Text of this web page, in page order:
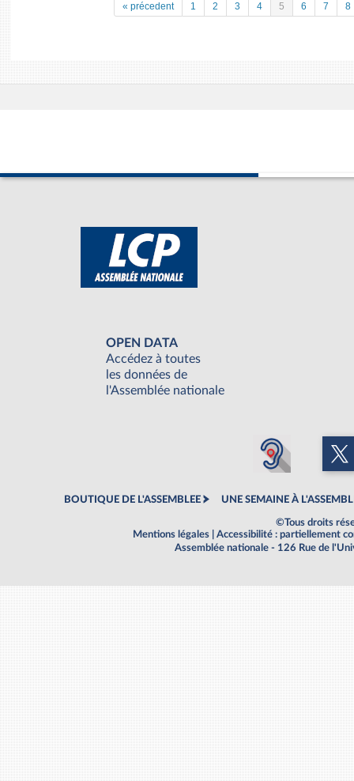
« précedent 1 2 3 4 5 6 7 8
OPEN DATA
Accédez à toutes
les données de
l'Assemblée nationale
BOUTIQUE DE L'ASSEMBLEE UNE SEMAINE À
©Tous droits
Mentions légales
Accessibilité : partiellement
Assemblée nationale - 126 Rue de